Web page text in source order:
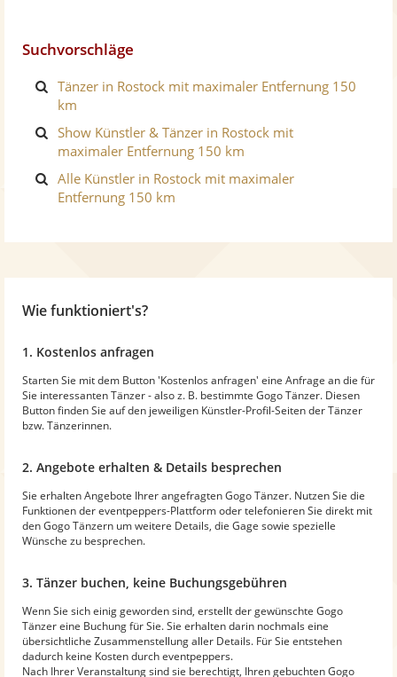
Suchvorschläge
Tänzer in Rostock mit maximaler Entfernung 150
km
Show Künstler & Tänzer in Rostock mit
maximaler Entfernung 150 km
Alle Künstler in Rostock mit maximaler
Entfernung 150 km
Wie funktioniert's?
1. Kostenlos anfragen
Starten Sie mit dem Button 'Kostenlos anfragen' eine Anfrage an die für
Sie interessanten Tänzer - also z. B. bestimmte Gogo Tänzer. Diesen
Button finden Sie auf den jeweiligen Künstler-Profil-Seiten der Tänzer
bzw. Tänzerinnen.
2. Angebote erhalten & Details besprechen
Sie erhalten Angebote Ihrer angefragten Gogo Tänzer. Nutzen Sie die
Funktionen der eventpeppers-Plattform oder telefonieren Sie direkt mit
den Gogo Tänzern um weitere Details, die Gage sowie spezielle
Wünsche zu besprechen.
3. Tänzer buchen, keine Buchungsgebühren
Wenn Sie sich einig geworden sind, erstellt der gewünschte Gogo
Tänzer eine Buchung für Sie. Sie erhalten darin nochmals eine
übersichtliche Zusammenstellung aller Details. Für Sie entstehen
dadurch keine Kosten durch eventpeppers.
Nach Ihrer Veranstaltung sind sie berechtigt, Ihren gebuchten Gogo